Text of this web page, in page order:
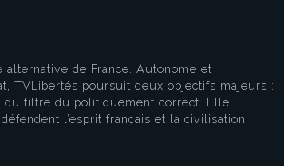
de France. Autonome et
TVLibertés poursuit deux objectifs majeurs :
filtre du politiquement correct. Elle
l’esprit français et la civilisation